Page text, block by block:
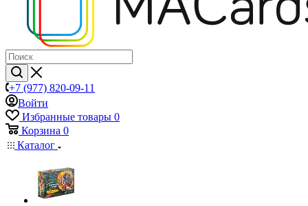
+7 (977) 820-09-11
Войти
Избранные товары 0
Корзина 0
Каталог